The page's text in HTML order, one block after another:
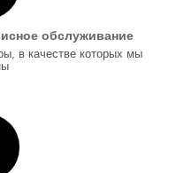
обслуживание
в качестве которых мы